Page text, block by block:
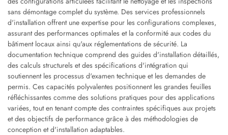
sans démontage complet du système. Des services professionnels
d'installation offrent une expertise pour les configurations complexes,
assurant des performances optimales et la conformité aux codes du
bâtiment locaux ainsi qu'aux réglementations de sécurité. La
documentation technique comprend des guides d'installation détaillés,
des calculs structurels et des spécifications d'intégration qui
soutiennent les processus d'examen technique et les demandes de
permis. Ces capacités polyvalentes positionnent les grandes feuilles
réfléchissantes comme des solutions pratiques pour des applications
variées, tout en tenant compte des contraintes spécifiques aux projets
et des objectifs de performance grâce à des méthodologies de
conception et d'installation adaptables.